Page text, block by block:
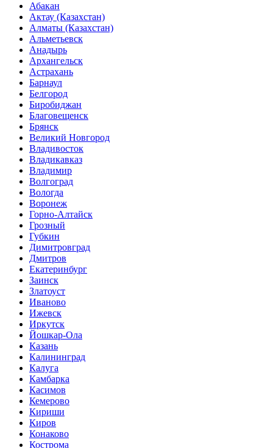
Абакан
Актау (Казахстан)
Алматы (Казахстан)
Альметьевск
Анадырь
Архангельск
Астрахань
Барнаул
Белгород
Биробиджан
Благовещенск
Брянск
Великий Новгород
Владивосток
Владикавказ
Владимир
Волгоград
Вологда
Воронеж
Горно-Алтайск
Грозный
Губкин
Димитровград
Дмитров
Екатеринбург
Заинск
Златоуст
Иваново
Ижевск
Иркутск
Йошкар-Ола
Казань
Калининград
Калуга
Камбарка
Касимов
Кемерово
Кириши
Киров
Конаково
Кострома